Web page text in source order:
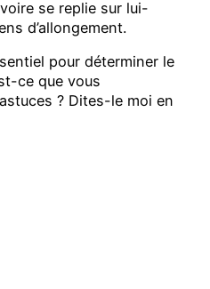
se replie sur lui-
d’allongement.
pour déterminer le
ce que vous
? Dites-le moi en